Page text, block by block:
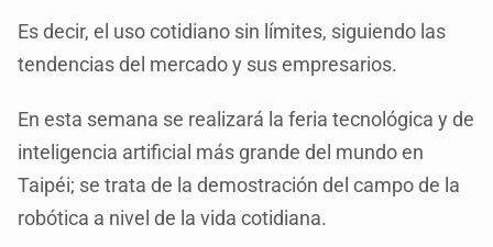
Es decir, el uso cotidiano sin límites, siguiendo las
tendencias del mercado y sus empresarios.
En esta semana se realizará la feria tecnológica y de
inteligencia artificial más grande del mundo en
Taipéi; se trata de la demostración del campo de la
robótica a nivel de la vida cotidiana.